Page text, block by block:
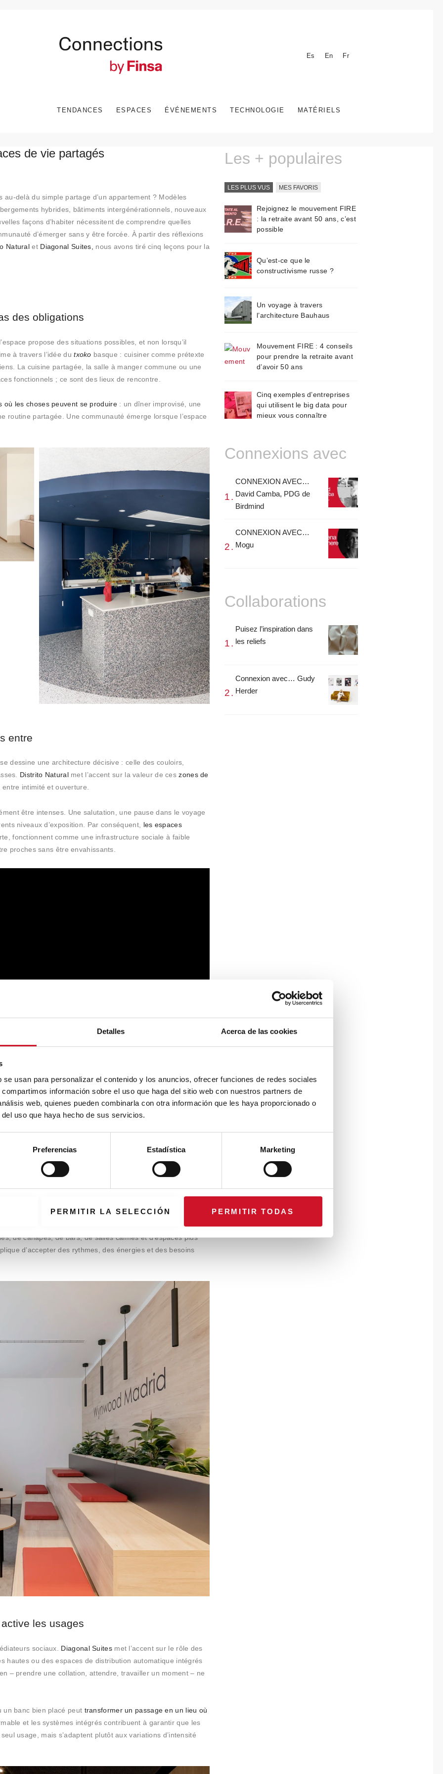
Detalles Acerca de las cookies
usan para personalizar el contenido y los anuncios, ofrecer funciones de redes sociales
información sobre el uso que haga del sitio web con nuestros partners de
web, quienes pueden combinarla con otra información que les haya proporcionado o
uso que haya hecho de sus servicios.
Preferencias Estadística Marketing
PERMITIR LA SELECCIÓN PERMITIR TODAS
Es En Fr
TENDANCES ESPACES ÉVÉNEMENTS TECHNOLOGIE MATÉRIELS
de vie partagés
au-delà du simple partage d’un appartement ? Modèles
hybrides, bâtiments intergénérationnels, nouveaux
façons d’habiter nécessitent de comprendre quelles
d’émerger sans y être forcée. À partir des réflexions
Naturalet Diagonal Suites, nous avons tiré cinq leçons pour la
des obligations
propose des situations possibles, et non lorsqu’il
à travers l’idée dutxoko basque : cuisiner comme prétexte
La cuisine partagée, la salle à manger commune ou une
fonctionnels ; ce sont des lieux de rencontre.
où les choses peuvent se produire : un dîner improvisé, une
routine partagée. Une communauté émerge lorsque l’espace
entre
dessine une architecture décisive : celle des couloirs,
Distrito Natural met l’accent sur la valeur de ceszones de
intimité et ouverture.
être intenses. Une salutation, une pause dans le voyage
niveaux d’exposition. Par conséquent, les espaces
fonctionnent comme une infrastructure sociale à faible
proches sans être envahissants.
communauté.Micampus
met l’accent sur l’importance d’une
de repos, de restauration et de loisirs.
Cette diversité
pour se concentrer, se reposer, manger avec
les uns des autres.
agrémentée de grands espaces centraux ; elle a également
de canapés, de bars, de salles calmes et d’espaces plus
d’accepter des rythmes, des énergies et des besoins
les usages
sociaux. Diagonal Suites met l’accent sur le rôle des
hautes ou des espaces de distribution automatique intégrés
– prendre une collation, attendre, travailler un moment – ne
un banc bien placé peut transformer un passage en un lieu où
et les systèmes intégrés contribuent à garantir que les
usage, mais s’adaptent plutôt aux variations d’intensité
Les + populaires
LES PLUS VUS MES FAVORIS
Rejoignez le mouvement FIRE
: la retraite avant 50 ans, c’est
possible
Qu’est-ce que le
constructivisme russe ?
Un voyage à travers
l’architecture Bauhaus
Mouvement FIRE : 4 conseils
pour prendre la retraite avant
d’avoir 50 ans
Cinq exemples d’entreprises
qui utilisent le big data pour
mieux vous connaître
Connexions avec
CONNEXION AVEC…
David Camba, PDG de
Birdmind
CONNEXION AVEC…
Mogu
Collaborations
Puisez l’inspiration dans
les reliefs
Connexion avec… Gudy
Herder